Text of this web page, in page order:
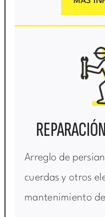
Arreglo de
cuerdas y otros
mantenimiento